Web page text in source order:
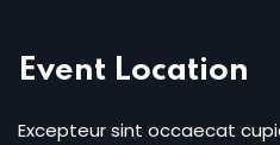
Event Location
Excepteur sint occaecat